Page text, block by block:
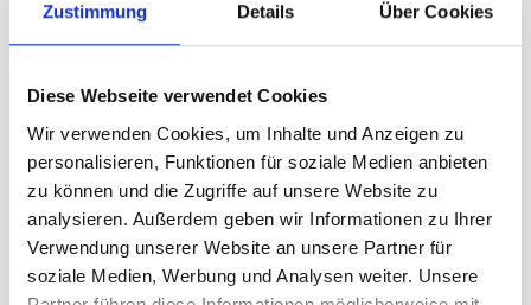
Zustimmung Details Über Cookies
Diese Webseite verwendet Cookies
Wir verwenden Cookies, um Inhalte und Anzeigen zu
personalisieren, Funktionen für soziale Medien anbieten
zu können und die Zugriffe auf unsere Website zu
analysieren. Außerdem geben wir Informationen zu Ihrer
Verwendung unserer Website an unsere Partner für
soziale Medien, Werbung und Analysen weiter. Unsere
Flagge, Kanton bedruckt
Obwalden, 78 x 600 cm,
264.00 CHF